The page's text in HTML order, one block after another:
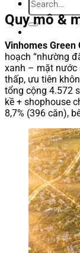
Quy mô &
Vinhomes Green
hoạch “nhường
xanh – mặt nước
thấp, ưu tiên
tổng cộng 4.572
kề + shophouse
8,7% (396 căn),